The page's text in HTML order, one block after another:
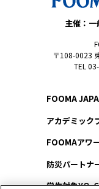
主催：
〒108-0023
TEL
FOOMA
アカデミック
FOOMAアワ
防災パートナ
学生対象YO-